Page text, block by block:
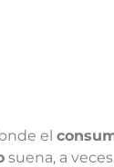
el
suena, a